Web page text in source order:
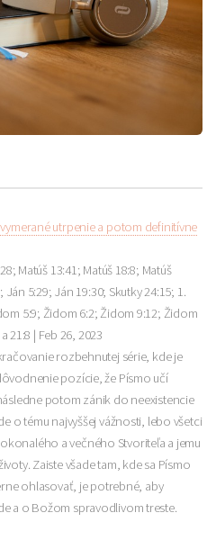
utrpenie a potom definitívne
Matúš 13:41; Matúš 18:8; Matúš
Ján 5:29; Ján 19:30; Skutky 24:15; 1.
5:9; Židom 6:2; Židom 9:12; Židom
21:8 | Feb 26, 2023
rozbehnutej série, kde je
pozície, že Písmo učí
potom zánik do neexistencie
o tému najvyššej vážnosti, lebo všetci
a večného Stvoriteľa a jemu
Zaiste všade tam, kde sa Písmo
ohlasovať, je potrebné, aby
a o Božom spravodlivom treste.